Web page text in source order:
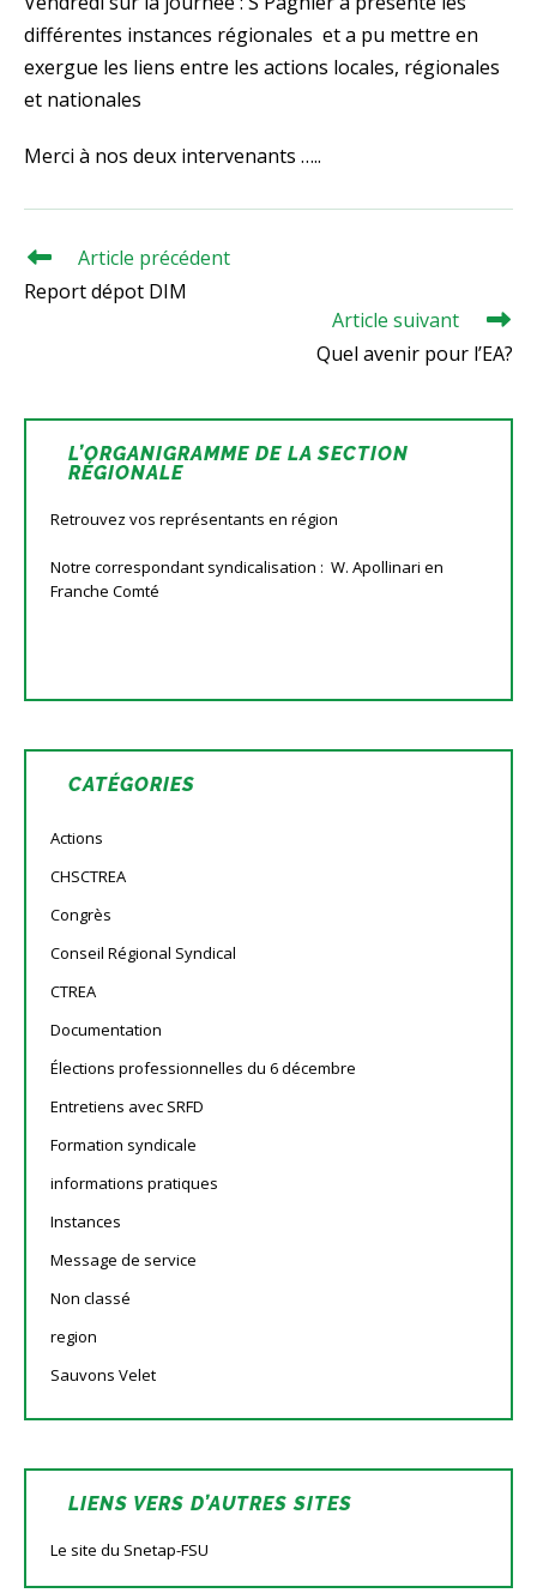
différentes instances régionales et a pu mettre en
exergue les liens entre les actions locales, régionales
et nationales
Merci à nos deux intervenants …..
Read
articles
Article précédent
Report dépot DIM
Article suivant
Quel avenir pour l’EA?
L’ORGANIGRAMME DE LA SECTION
RÉGIONALE
Retrouvez vos représentants en région
Notre correspondant syndicalisation : W. Apollinari en
Franche Comté
CATÉGORIES
Actions
CHSCTREA
Congrès
Conseil Régional Syndical
CTREA
Documentation
Élections professionnelles du 6 décembre
Entretiens avec SRFD
Formation syndicale
informations pratiques
Instances
Message de service
Non classé
region
Sauvons Velet
LIENS VERS D’AUTRES SITES
Le site du Snetap-FSU